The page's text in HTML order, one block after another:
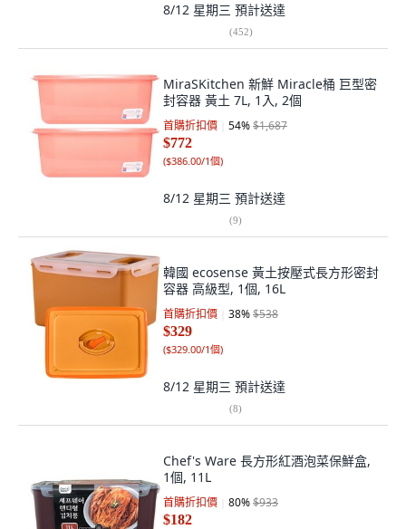
8/12 星期三 預計送達
(452)
MiraSKitchen 新鮮 Miracle桶 巨型密
封容器 黃土 7L, 1入, 2個
首購折扣價 54%$1,687
$772
($386.00/1個)
8/12 星期三 預計送達
(9)
韓國 ecosense 黃土按壓式長方形密封
容器 高級型, 1個, 16L
首購折扣價 38%$538
$329
($329.00/1個)
8/12 星期三 預計送達
(8)
Chef's Ware 長方形紅酒泡菜保鮮盒,
1個, 11L
首購折扣價 80%$933
$182